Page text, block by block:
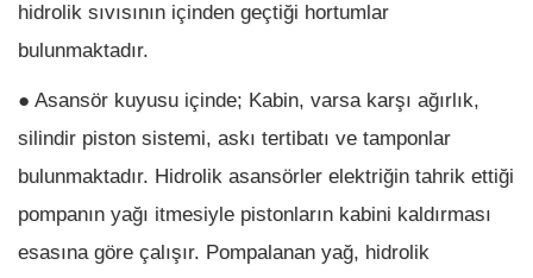
hidrolik sıvısının içinden geçtiği hortumlar
bulunmaktadır.
● Asansör kuyusu içinde; Kabin, varsa karşı ağırlık,
silindir piston sistemi, askı tertibatı ve tamponlar
bulunmaktadır. Hidrolik asansörler elektriğin tahrik ettiği
pompanın yağı itmesiyle pistonların kabini kaldırması
esasına göre çalışır. Pompalanan yağ, hidrolik